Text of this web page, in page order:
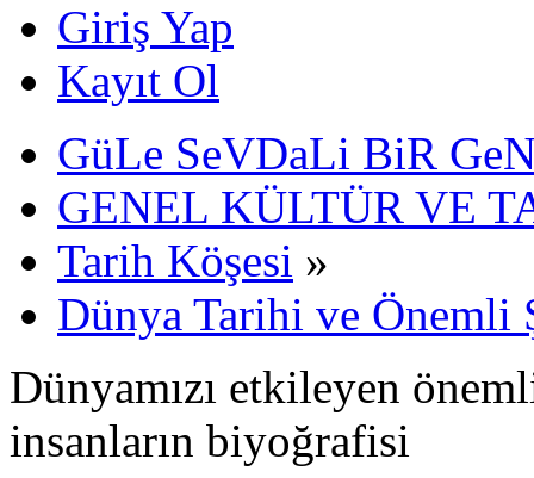
Giriş Yap
Kayıt Ol
GüLe SeVDaLi BiR
GENEL KÜLTÜR VE
Tarih Köşesi »
Dünya Tarihi ve Önemli
Dünyamızı etkileyen
insanların biyoğrafisi